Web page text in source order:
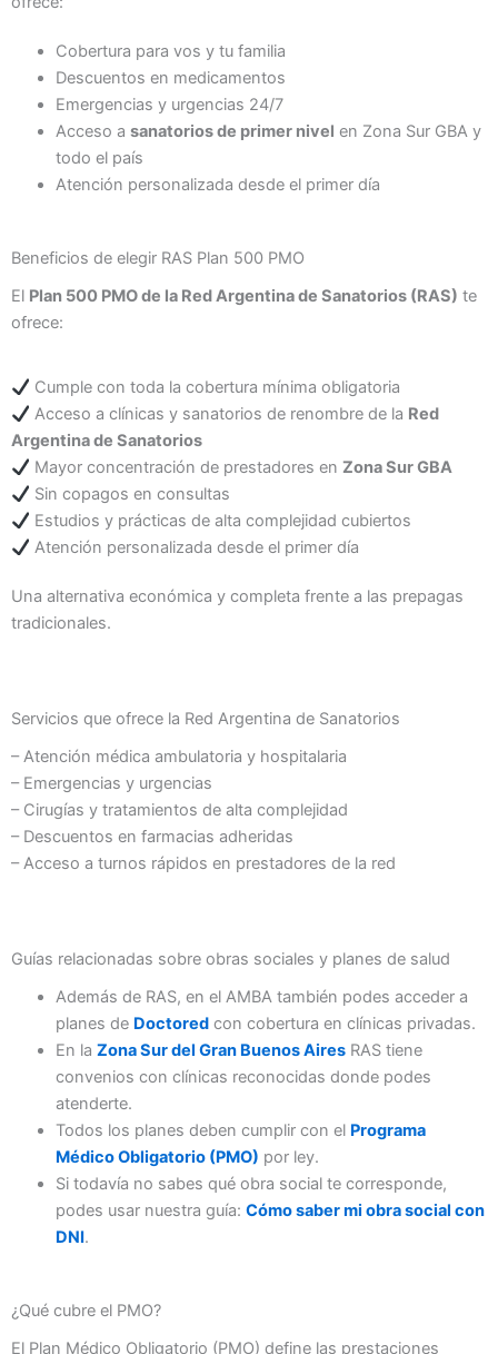
Cobertura para vos y tu familia
Descuentos en medicamentos
Emergencias y urgencias 24/7
Acceso a sanatorios de primer nivel en Zona Sur GBA y
todo el país
Atención personalizada desde el primer día
Beneficios de elegir RAS Plan 500 PMO
El Plan 500 PMO de la Red Argentina de Sanatorios (RAS) te
ofrece:
Cumple con toda la cobertura mínima obligatoria
Acceso a clínicas y sanatorios de renombre de la Red
Argentina de Sanatorios
Mayor concentración de prestadores en Zona Sur GBA
Sin copagos en consultas
Estudios y prácticas de alta complejidad cubiertos
Atención personalizada desde el primer día
Una alternativa económica y completa frente a las prepagas
tradicionales.
Servicios que ofrece la Red Argentina de Sanatorios
– Atención médica ambulatoria y hospitalaria
– Emergencias y urgencias
– Cirugías y tratamientos de alta complejidad
– Descuentos en farmacias adheridas
– Acceso a turnos rápidos en prestadores de la red
Guías relacionadas sobre obras sociales y planes de salud
Además de RAS, en el AMBA también podes acceder a
planes de Doctored con cobertura en clínicas privadas.
En la Zona Sur del Gran Buenos Aires RAS tiene
convenios con clínicas reconocidas donde podes
atenderte.
Todos los planes deben cumplir con el Programa
Médico Obligatorio (PMO) por ley.
Si todavía no sabes qué obra social te corresponde,
podes usar nuestra guía: Cómo saber mi obra social con
DNI.
¿Qué cubre el PMO?
El Plan Médico Obligatorio (PMO) define las prestaciones